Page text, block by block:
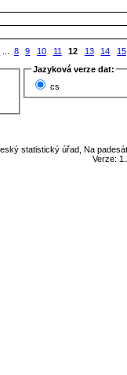
8 9 10 11 12 13 14
15
Jazyková verze dat:
cs
statistický úřad, Na
Verze: